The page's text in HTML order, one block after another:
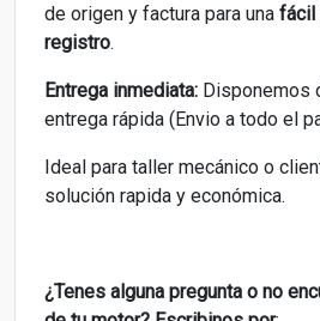
de origen y factura para una fácil
registro.
Entrega inmediata: Disponemos
entrega rápida (Envio a todo el
Ideal para taller mecánico o
solución rapida y económica.
¿Tenes alguna pregunta o no